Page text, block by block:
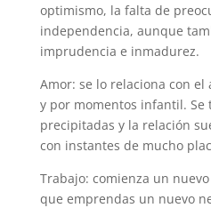
optimismo, la falta de
independencia, aunque
imprudencia e inmadurez.
Amor: se lo relaciona con
y por momentos infantil. Se
precipitadas y la relación
con instantes de mucho
Trabajo: comienza un
que emprendas un nuevo